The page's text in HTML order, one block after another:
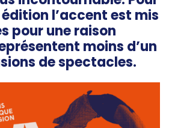
l’accent est mis
pour une raison
moins d’un
de spectacles.